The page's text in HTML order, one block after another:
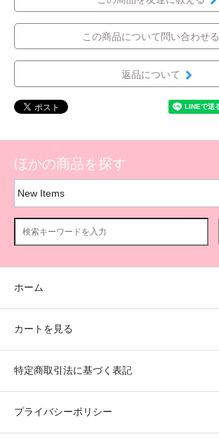
この商品について問い合わせる
返品について
ほかの商品を探す
ホーム
カートを見る
特定商取引法に基づく表記
プライバシーポリシー